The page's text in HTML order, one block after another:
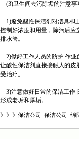
(3)卫生间去污除垢的注意事
1)避免酸性保洁剂对洁具和
控制好浓度和用量，除污后应
排水管。
2)做好工作人员的防护 作业
让酸性保洁剂直接接触人的皮
受治疗。
3)注意做好日常的保洁工作
形成老垢和厚垢。
》》》保洁公司 保洁公司 绵